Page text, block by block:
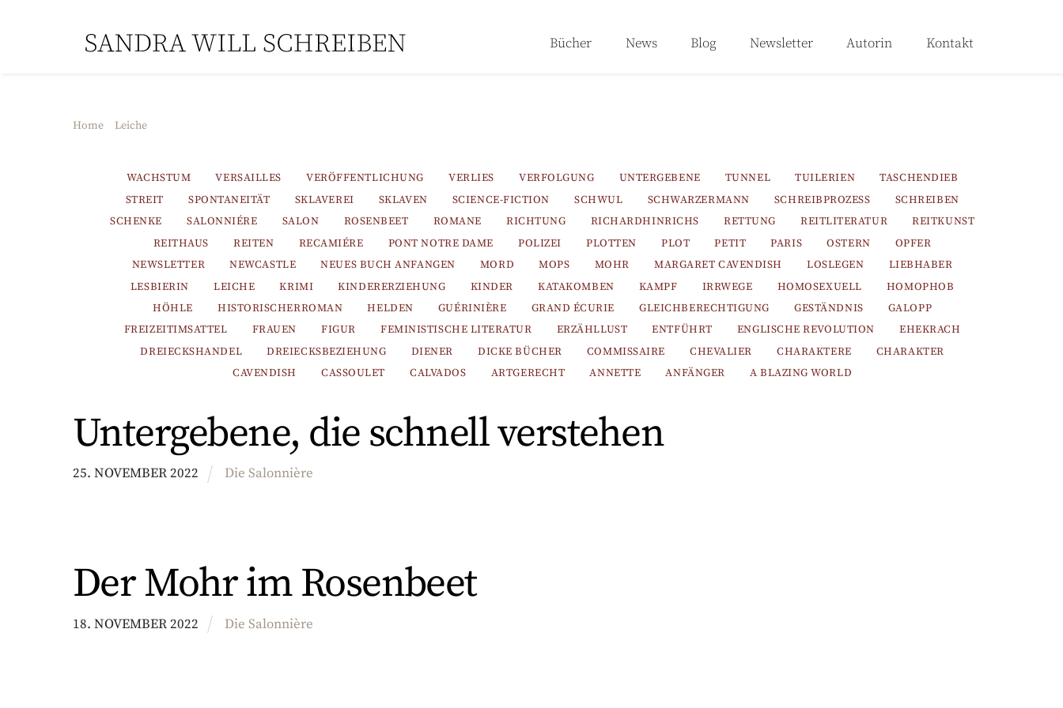
Bücher News Blog Newsletter Autorin Kontakt
Home Leiche
WACHSTUM VERSAILLES VERÖFFENTLICHUNG VERLIES VERFOLGUNG UNTERGEBENE TUNNEL TUILERIEN
TASCHENDIEB
STREIT
SPONTANEITÄT SKLAVEREI SKLAVEN SCIENCE-FICTION SCHWUL SCHWARZERMANN SCHREIBPROZESS
SCHREIBEN
SCHENKE
SALONNIÉRE SALON ROSENBEET ROMANE RICHTUNG RICHARDHINRICHS RETTUNG REITLITERATUR
REITKUNST
REITHAUS
REITEN RECAMIÉRE PONT NOTRE DAME POLIZEI PLOTTEN PLOT PETIT PARIS OSTERN
OPFER
NEWSLETTER
NEWCASTLE NEUES BUCH ANFANGEN MORD MOPS MOHR MARGARET CAVENDISH LOSLEGEN
LIEBHABER
LESBIERIN
LEICHE KRIMI KINDERERZIEHUNG KINDER KATAKOMBEN KAMPF IRRWEGE HOMOSEXUELL
HOMOPHOB
HÖHLE
HISTORISCHERROMAN HELDEN GUÉRINIÈRE GRAND ÉCURIE GLEICHBERECHTIGUNG GESTÄNDNIS
GALOPP
FREIZEITIMSATTEL
FRAUEN FIGUR FEMINISTISCHE LITERATUR ERZÄHLLUST ENTFÜHRT ENGLISCHE REVOLUTION
EHEKRACH
DREIECKSHANDEL
DREIECKSBEZIEHUNG DIENER DICKE BÜCHER COMMISSAIRE CHEVALIER CHARAKTERE
CHARAKTER
CAVENDISH
CASSOULET CALVADOS ARTGERECHT ANNETTE ANFÄNGER A BLAZING WORLD
Untergebene, die schnell verstehen
25. NOVEMBER2022 Die Salonnière
Der Mohr im Rosenbeet
18. NOVEMBER2022 Die Salonnière